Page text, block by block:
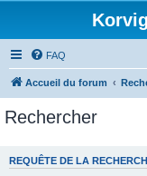
FAQ
Accueil du forum
Rechercher
REQUÊTE DE LA